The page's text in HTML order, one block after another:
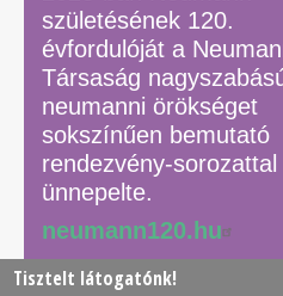
születésének 120.
évfordulóját a
Társaság
neumanni örökséget
sokszínűen bemutató
rendezvény-sorozattal
ünnepelte.
neumann120.hu
Tisztelt látogatónk!